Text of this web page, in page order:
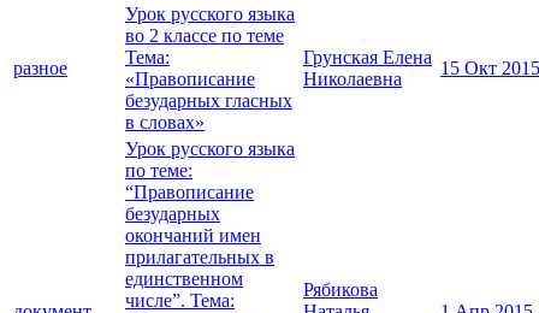
разное
Урок русского языка
во 2 классе по теме
Тема:
«Правописание
безударных гласных
в словах»
Грунская Елена
Николаевна
15 Окт 2015
Урок русского языка
по теме:
“Правописание
безударных
окончаний имен
прилагательных в
единственном
числе”. Тема:
Рябикова